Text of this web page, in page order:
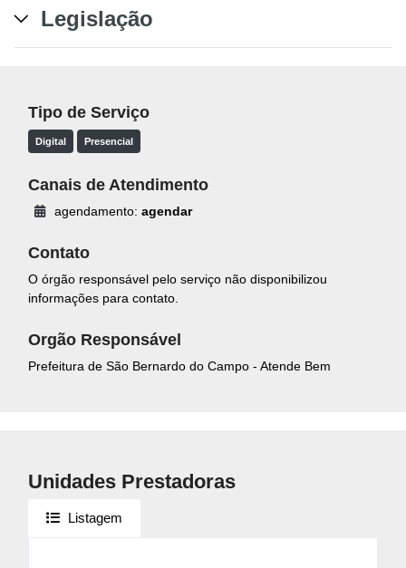
Legislação
Tipo de Serviço
Digital Presencial
Canais de Atendimento
agendamento: agendar
Contato
O órgão responsável pelo serviço não disponibilizou
informações para contato.
Orgão Responsável
Prefeitura de São Bernardo do Campo - Atende Bem
Unidades Prestadoras
Listagem